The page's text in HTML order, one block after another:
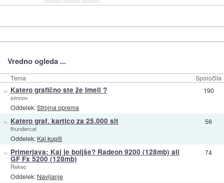
Vredno ogleda ...
Tema Sporočila
» Katero grafično ste že imeli ?
simnov
Oddelek:Strojna oprema
190
» Katero graf. kartico za 25.000 sit
thundercat
Oddelek: Kaj kupiti
56
» Primerjava: Kaj je boljše? Radeon 9200 (128mb) ali
GF Fx 5200 (128mb)
Rekec
Oddelek: Navijanje
74